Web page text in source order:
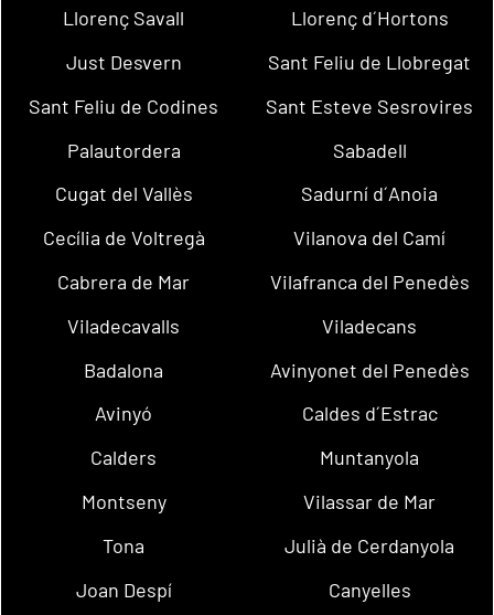
Llorenç Savall
Llorenç d´Hortons
Just Desvern
Sant Feliu de Llobregat
Sant Feliu de Codines
Sant Esteve Sesrovires
Palautordera
Sabadell
Cugat del Vallès
Sadurní d´Anoia
Cecília de Voltregà
Vilanova del Camí
Cabrera de Mar
Vilafranca del Penedès
Viladecavalls
Viladecans
Badalona
Avinyonet del Penedès
Avinyó
Caldes d´Estrac
Calders
Muntanyola
Montseny
Vilassar de Mar
Tona
Julià de Cerdanyola
Joan Despí
Canyelles